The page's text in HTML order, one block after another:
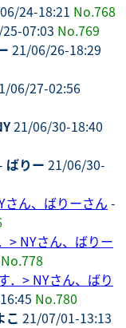
24-18:21 No.768
07:03 No.769
21/06/26-18:29
06/27-02:56
21/06/30-18:40
ばりー 21/06/30-
さん、ばりーさん -
> NYさん、ばりー
No.778
．> NYさん、ばり
No.780
こ 21/07/01-13:13